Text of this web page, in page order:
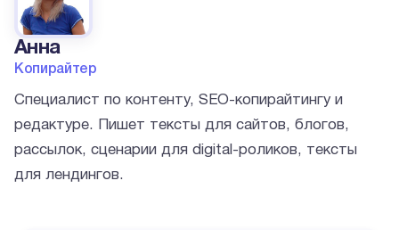
Анна
Копирайтер
Специалист по контенту, SEO-копирайтингу и
редактуре. Пишет тексты для сайтов, блогов,
рассылок, сценарии для digital-роликов, тексты
для лендингов.